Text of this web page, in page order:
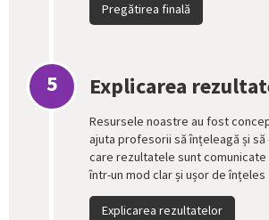
Pregătirea finală
5 Explicarea
Resursele noastre au fost
ajuta profesorii să înțeleagă și să
care rezultatele sunt
într-un mod clar și ușor de înțeles
Explicarea rezultatelor